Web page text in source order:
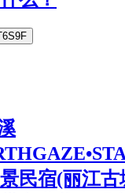
民宿(丽江